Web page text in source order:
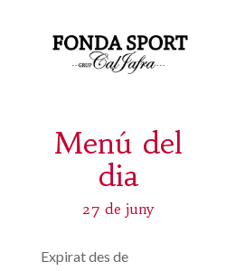
Menú del
dia
27 de juny
Expirat des de